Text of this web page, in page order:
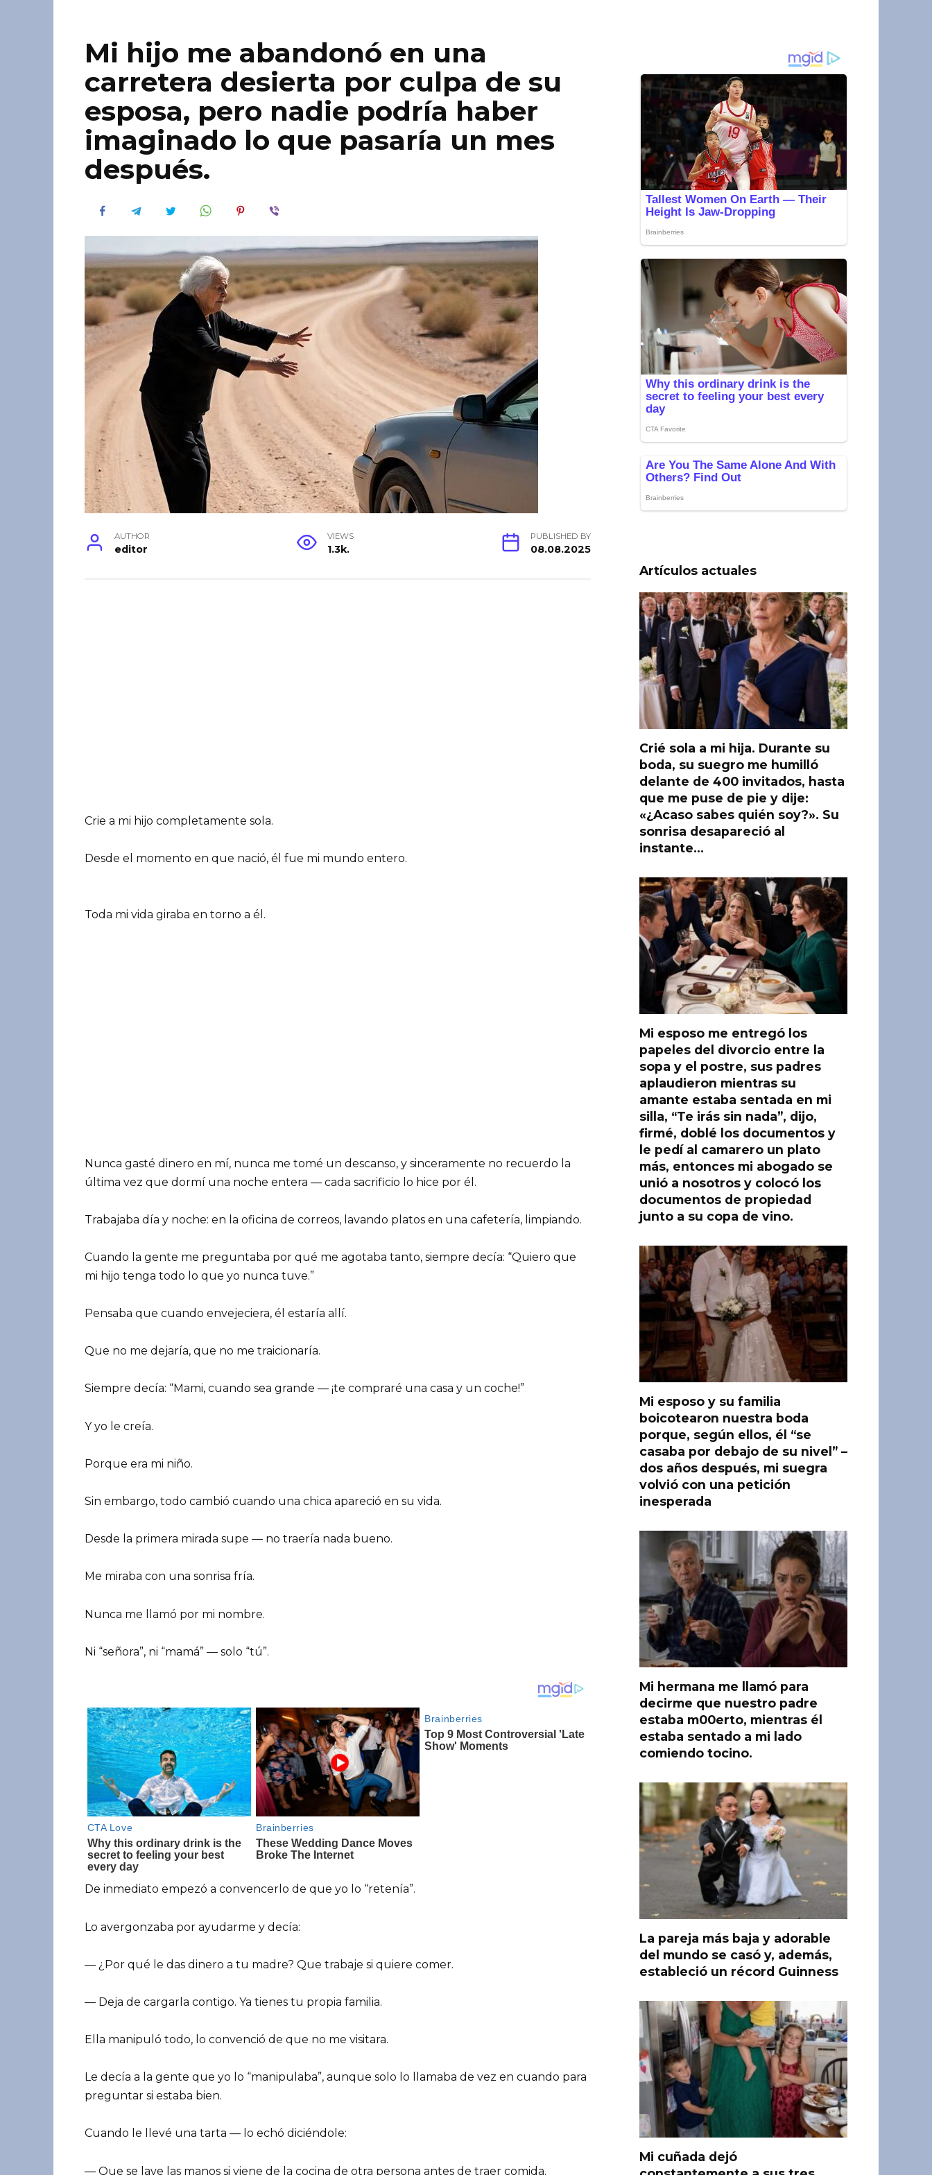
Mi hijo me abandonó en una
carretera desierta por culpa de su
esposa, pero nadie podría haber
imaginado lo que pasaría un mes
después.
AUTHOR
editor
VIEWS
1.3k.
PUBLISHED BY
08.08.2025
Crie a mi hijo completamente sola.
Desde el momento en que nació, él fue mi mundo entero.
Toda mi vida giraba en torno a él.
Nunca gasté dinero en mí, nunca me tomé un descanso, y sinceramente no recuerdo la
última vez que dormí una noche entera — cada sacrificio lo hice por él.
Trabajaba día y noche: en la oficina de correos, lavando platos en una cafetería, limpiando.
Cuando la gente me preguntaba por qué me agotaba tanto, siempre decía: “Quiero que
mi hijo tenga todo lo que yo nunca tuve.”
Pensaba que cuando envejeciera, él estaría allí.
Que no me dejaría, que no me traicionaría.
Siempre decía: “Mami, cuando sea grande — ¡te compraré una casa y un coche!”
Y yo le creía.
Porque era mi niño.
Sin embargo, todo cambió cuando una chica apareció en su vida.
Desde la primera mirada supe — no traería nada bueno.
Me miraba con una sonrisa fría.
Nunca me llamó por mi nombre.
Ni “señora”, ni “mamá” — solo “tú”.
De inmediato empezó a convencerlo de que yo lo “retenía”.
Lo avergonzaba por ayudarme y decía:
— ¿Por qué le das dinero a tu madre? Que trabaje si quiere comer.
— Deja de cargarla contigo. Ya tienes tu propia familia.
Ella manipuló todo, lo convenció de que no me visitara.
Le decía a la gente que yo lo “manipulaba”, aunque solo lo llamaba de vez en cuando para
preguntar si estaba bien.
Cuando le llevé una tarta — lo echó diciéndole:
— Que se lave las manos si viene de la cocina de otra persona antes de traer comida.
Artículos actuales
Crié sola a mi hija. Durante su
boda, su suegro me humilló
delante de 400 invitados, hasta
que me puse de pie y dije:
«¿Acaso sabes quién soy?». Su
sonrisa desapareció al
instante…
Mi esposo me entregó los
papeles del divorcio entre la
sopa y el postre, sus padres
aplaudieron mientras su
amante estaba sentada en mi
silla, “Te irás sin nada”, dijo,
firmé, doblé los documentos y
le pedí al camarero un plato
más, entonces mi abogado se
unió a nosotros y colocó los
documentos de propiedad
junto a su copa de vino.
Mi esposo y su familia
boicotearon nuestra boda
porque, según ellos, él “se
casaba por debajo de su nivel” –
dos años después, mi suegra
volvió con una petición
inesperada
Mi hermana me llamó para
decirme que nuestro padre
estaba m00erto, mientras él
estaba sentado a mi lado
comiendo tocino.
La pareja más baja y adorable
del mundo se casó y, además,
estableció un récord Guinness
Mi cuñada dejó